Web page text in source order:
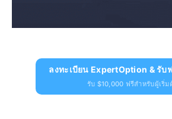
ลงทะเบียน ExpertOption & รับ
รับ $10,000 ฟรีสำหรับผู้เริ่ม